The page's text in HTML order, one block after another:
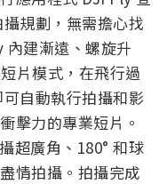
規劃，無需擔心找
建漸遠、螺旋升
片模式，在飛行過
自動執行拍攝和影
擊力的專業短片。
超廣角、180° 和球
情拍攝。拍攝完成